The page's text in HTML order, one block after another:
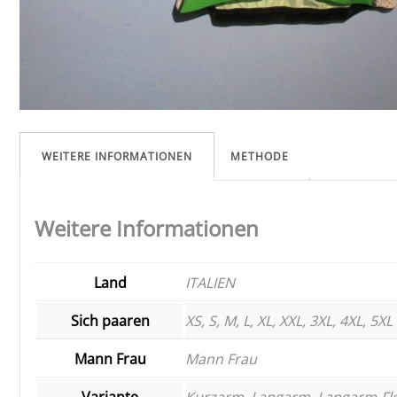
WEITERE INFORMATIONEN METHODE
Weitere Informationen
Land
ITALIEN
Sich paaren
XS, S, M, L, XL, XXL, 3XL, 4XL, 5XL
Mann Frau
Mann Frau